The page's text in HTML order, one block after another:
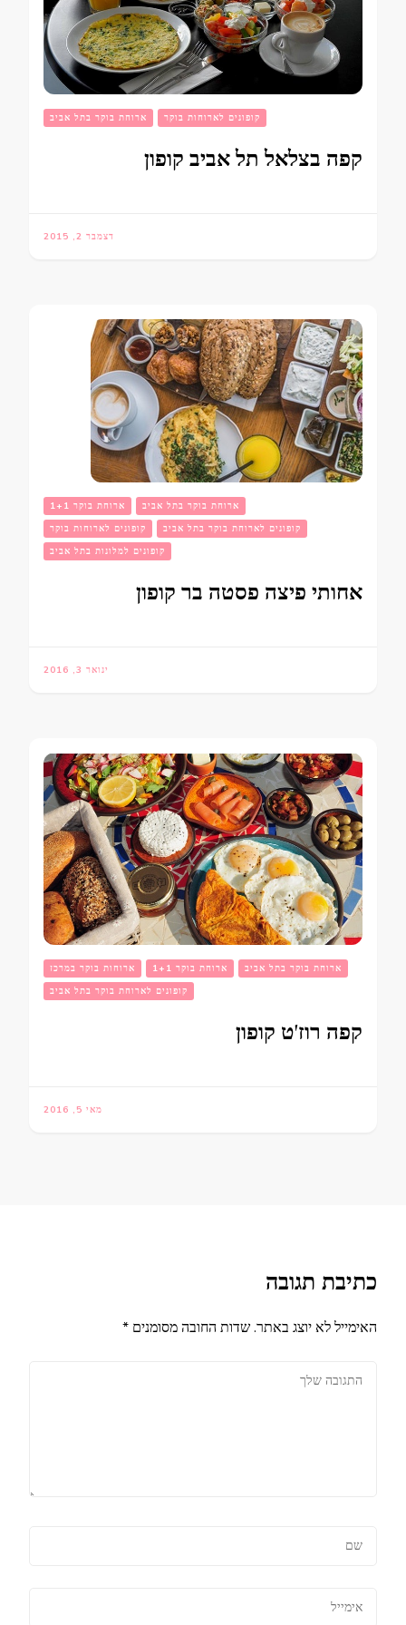
ארוחת בוקר בתל אביב קופונים לארוחות בוקר
קפה בצלאל תל אביב קופון
דצמבר 2, 2015
ארוחת בוקר 1+1
ארוחת בוקר בתל אביב
קופונים לארוחות בוקר
קופונים לארוחת בוקר בתל אביב
קופונים למלונות בתל אביב
אחותי פיצה פסטה בר קופון
ינואר 3, 2016
ארוחות בוקר במרכז ארוחת בוקר 1+1
ארוחת בוקר בתל אביב
קופונים לארוחת בוקר בתל אביב
קפה רוז'ט קופון
מאי 5, 2016
כתיבת תגובה
האימייל לא יוצג באתר.שדות החובה מסומנים *